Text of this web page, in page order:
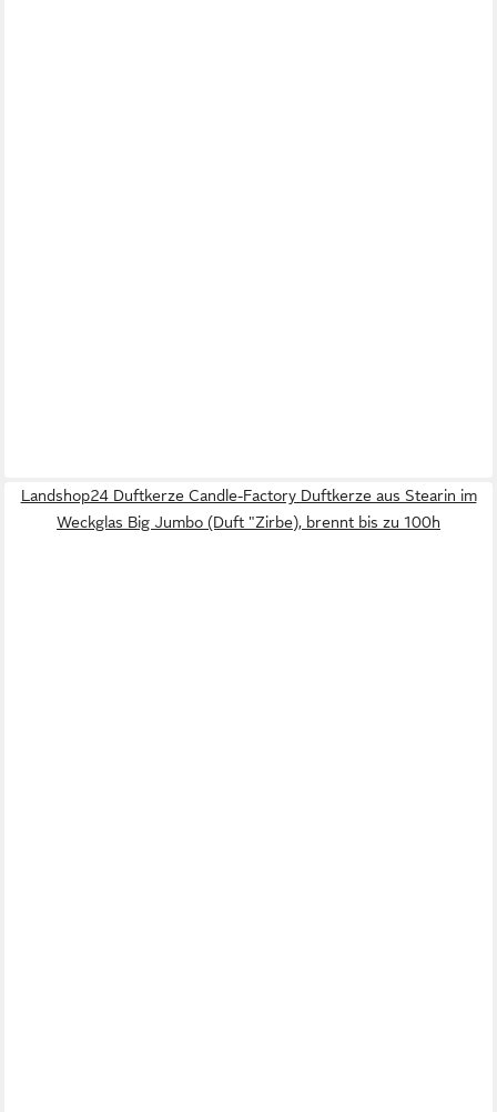
Landshop24 Duftkerze Candle-Factory Duftkerze aus Stearin im
Weckglas Big Jumbo (Duft "Zirbe), brennt bis zu 100h